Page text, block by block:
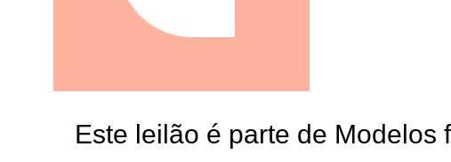
Este leilão é parte de Modelos